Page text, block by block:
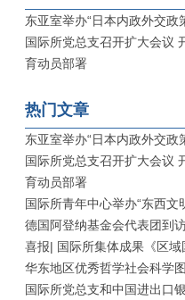
东亚室举办“日本内政外交政
国际所党总支召开扩大会议
育动员部署
热门文章
东亚室举办“日本内政外交政
国际所党总支召开扩大会议
育动员部署
国际所青年中心举办“东西文
德国阿登纳基金会代表团到
喜报| 国际所集体成果《区
华东地区优秀哲学社会科学
国际所党总支和中国进出口